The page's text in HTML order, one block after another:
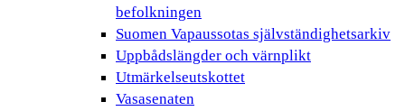
befolkningen
Suomen Vapaussotas självständighetsarkiv
Uppbådslängder och värnplikt
Utmärkelseutskottet
Vasasenaten